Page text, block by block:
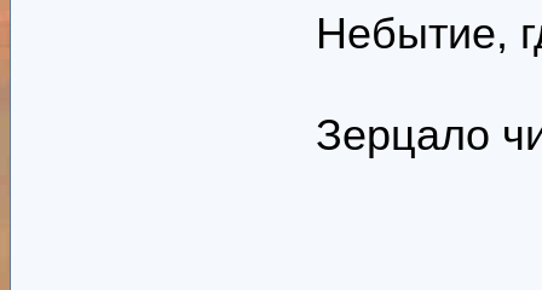
Небытие,
Зерцало